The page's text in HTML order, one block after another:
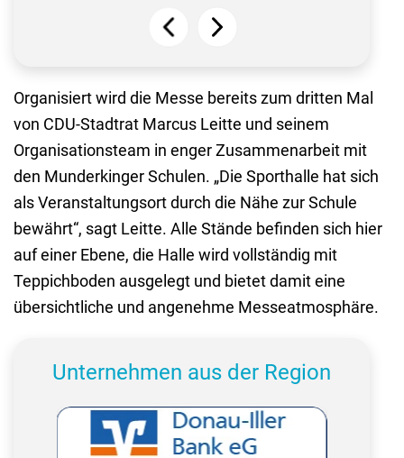
Organisiert wird die Messe bereits zum dritten Mal
von CDU-Stadtrat Marcus Leitte und seinem
Organisationsteam in enger Zusammenarbeit mit
den Munderkinger Schulen. „Die Sporthalle hat sich
als Veranstaltungsort durch die Nähe zur Schule
bewährt“, sagt Leitte. Alle Stände befinden sich hier
auf einer Ebene, die Halle wird vollständig mit
Teppichboden ausgelegt und bietet damit eine
übersichtliche und angenehme Messeatmosphäre.
Unternehmen aus der Region